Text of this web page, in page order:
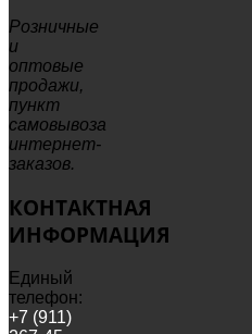
Розничные
и
оптовые
продажи,
пункт
самовывоза
интернет-
заказов.
КОНТАКТНАЯ
ИНФОРМАЦИЯ
Единый
телефон:
+7 (911)